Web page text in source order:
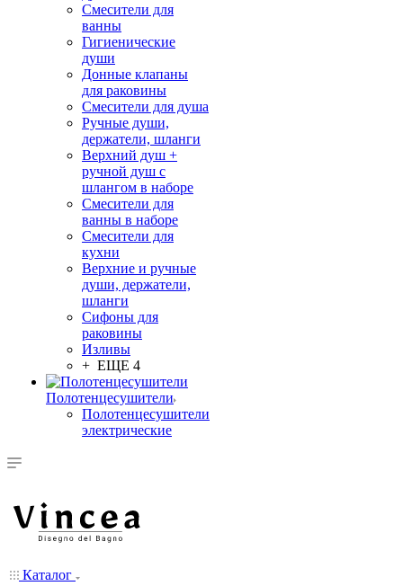
Смесители для
ванны
Гигиенические
души
Донные клапаны
для раковины
Смесители для душа
Ручные души,
держатели, шланги
Верхний душ +
ручной душ с
шлангом в наборе
Смесители для
ванны в наборе
Смесители для
кухни
Верхние и ручные
души, держатели,
шланги
Сифоны для
раковины
Изливы
+ ЕЩЕ 4
Полотенцесушители
Полотенцесушители
электрические
Каталог